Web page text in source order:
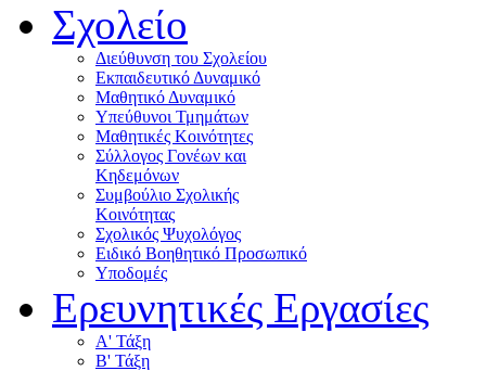
Σχολείο
Διεύθυνση του Σχολείου
Εκπαιδευτικό Δυναμικό
Μαθητικό Δυναμικό
Υπεύθυνοι Τμημάτων
Μαθητικές Κοινότητες
Σύλλογος Γονέων και
Κηδεμόνων
Συμβούλιο Σχολικής
Κοινότητας
Σχολικός Ψυχολόγος
Ειδικό Βοηθητικό Προσωπικό
Υποδομές
Ερευνητικές Εργασίες
Α' Τάξη
Β' Τάξη